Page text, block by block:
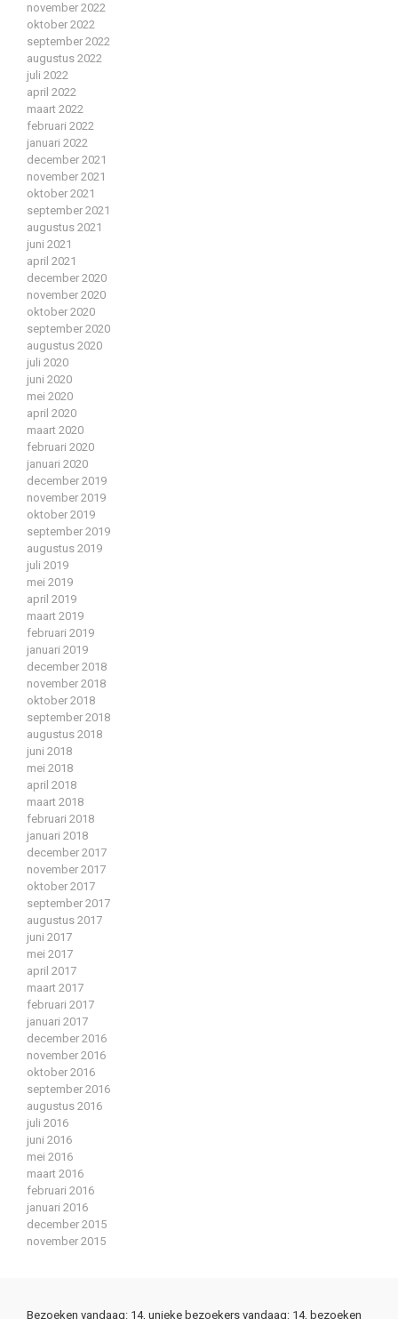
november 2022
oktober 2022
september 2022
augustus 2022
juli 2022
april 2022
maart 2022
februari 2022
januari 2022
december 2021
november 2021
oktober 2021
september 2021
augustus 2021
juni 2021
april 2021
december 2020
november 2020
oktober 2020
september 2020
augustus 2020
juli 2020
juni 2020
mei 2020
april 2020
maart 2020
februari 2020
januari 2020
december 2019
november 2019
oktober 2019
september 2019
augustus 2019
juli 2019
mei 2019
april 2019
maart 2019
februari 2019
januari 2019
december 2018
november 2018
oktober 2018
september 2018
augustus 2018
juni 2018
mei 2018
april 2018
maart 2018
februari 2018
januari 2018
december 2017
november 2017
oktober 2017
september 2017
augustus 2017
juni 2017
mei 2017
april 2017
maart 2017
februari 2017
januari 2017
december 2016
november 2016
oktober 2016
september 2016
augustus 2016
juli 2016
juni 2016
mei 2016
maart 2016
februari 2016
januari 2016
december 2015
november 2015
Bezoeken vandaag: 14, unieke bezoekers vandaag: 14, bezoeken